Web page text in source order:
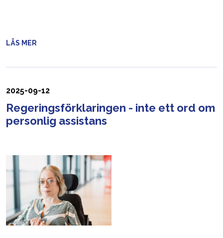
LÄS MER
2025-09-12
Regeringsförklaringen - inte ett ord om
personlig assistans